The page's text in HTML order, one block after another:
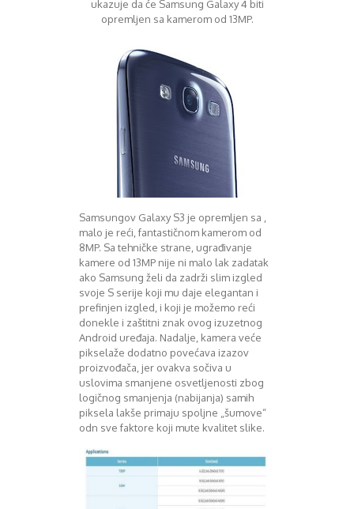
Septembar 2013
Juli 2014
Septembar 2014
Oktobar 2014
Novembar 2014
Decembar 2014
Januar 2015
Februar 2015
Mart 2015
Juni 2015
Juli 2015
August 2015
Septembar 2015
Novembar 2015
ukazuje da će Samsung Galaxy 4 biti
opremljen sa kamerom od 13MP.
Samsungov Galaxy S3 je opremljen sa ,
malo je reći, fantastičnom kamerom od
8MP. Sa tehničke strane, ugrađivanje
kamere od 13MP nije ni malo lak zadatak
ako Samsung želi da zadrži slim izgled
svoje S serije koji mu daje elegantan i
prefinjen izgled, i koji je možemo reći
donekle i zaštitni znak ovog izuzetnog
Android uređaja. Nadalje, kamera veće
pikselaže dodatno povećava izazov
proizvođača, jer ovakva sočiva u
uslovima smanjene osvetljenosti zbog
logičnog smanjenja (nabijanja) samih
piksela lakše primaju spoljne „šumove“
odn sve faktore koji mute kvalitet slike.